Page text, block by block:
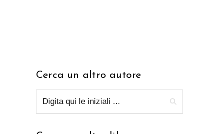
Cerca un altro autore